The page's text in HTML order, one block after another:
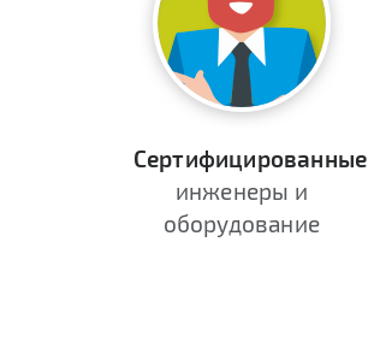
Сертифицированные
инженеры и
оборудование